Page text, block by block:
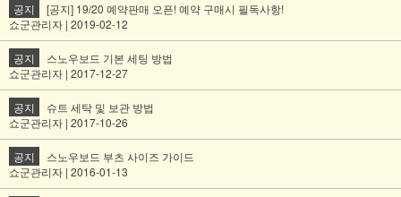
공지
[공지] 19/20 예약판매 오픈! 예약 구매시 필독사항!
쇼군관리자 | 2019-02-12
공지
스노우보드 기본 세팅 방법
쇼군관리자 | 2017-12-27
공지
슈트 세탁 및 보관 방법
쇼군관리자 | 2017-10-26
공지
스노우보드 부츠 사이즈 가이드
쇼군관리자 | 2016-01-13